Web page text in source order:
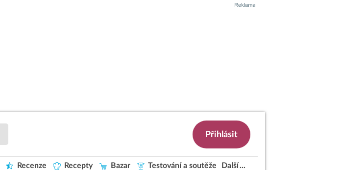
Přihlásit
Recenze Recepty Bazar Testování a soutěže Další